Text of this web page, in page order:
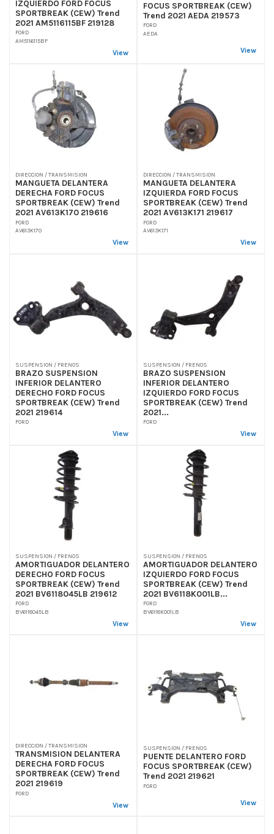
IZQUIERDO FORD FOCUS
SPORTBREAK (CEW) Trend
2021 AM5116115BF 219128
FORD
AM5116115BF
View
FOCUS SPORTBREAK (CEW)
Trend 2021 AEDA 219573
FORD
AEDA
View
DIRECCION / TRANSMISION
MANGUETA DELANTERA
DERECHA FORD FOCUS
SPORTBREAK (CEW) Trend
2021 AV613K170 219616
FORD
AV613K170
View
DIRECCION / TRANSMISION
MANGUETA DELANTERA
IZQUIERDA FORD FOCUS
SPORTBREAK (CEW) Trend
2021 AV613K171 219617
FORD
AV613K171
View
SUSPENSION / FRENOS
BRAZO SUSPENSION
INFERIOR DELANTERO
DERECHO FORD FOCUS
SPORTBREAK (CEW) Trend
2021 219614
FORD
View
SUSPENSION / FRENOS
BRAZO SUSPENSION
INFERIOR DELANTERO
IZQUIERDO FORD FOCUS
SPORTBREAK (CEW) Trend
2021...
FORD
View
SUSPENSION / FRENOS
AMORTIGUADOR DELANTERO
DERECHO FORD FOCUS
SPORTBREAK (CEW) Trend
2021 BV6118045LB 219612
FORD
BV6118045LB
View
SUSPENSION / FRENOS
AMORTIGUADOR DELANTERO
IZQUIERDO FORD FOCUS
SPORTBREAK (CEW) Trend
2021 BV6118K001LB...
FORD
BV6118K001LB
View
DIRECCION / TRANSMISION
TRANSMISION DELANTERA
DERECHA FORD FOCUS
SPORTBREAK (CEW) Trend
2021 219619
FORD
View
SUSPENSION / FRENOS
PUENTE DELANTERO FORD
FOCUS SPORTBREAK (CEW)
Trend 2021 219621
FORD
View